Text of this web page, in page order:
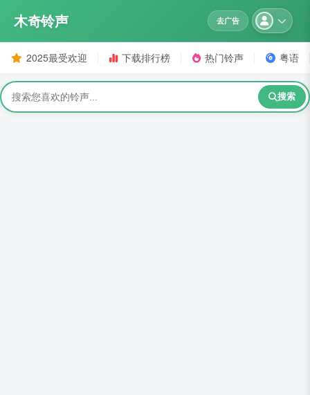
木奇铃声 去广告
2025最受欢迎 下载排行榜 热门铃声 粤语
搜索